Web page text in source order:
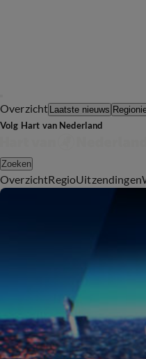
Overzicht Laatste nieuws
Volg Hart van Nederland
Zoeken
OverzichtRegioUitzendingen